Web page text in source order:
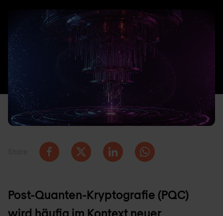
Post-Quanten-Kryptografie (PQC)
wird häufig im Kontext neuer